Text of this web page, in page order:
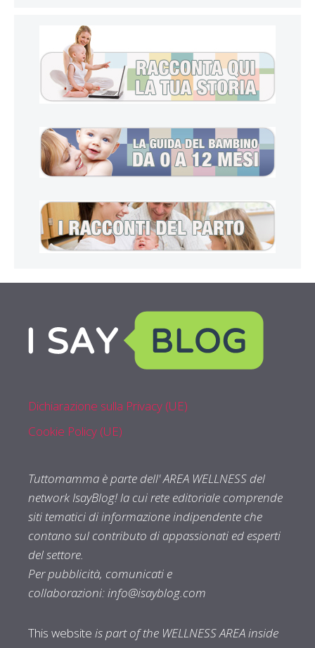
Dichiarazione sulla Privacy (UE)
Cookie Policy (UE)
Tuttomamma è parte dell' AREA WELLNESS del
network IsayBlog! la cui rete editoriale comprende
siti tematici di informazione indipendente che
contano sul contributo di appassionati ed esperti
del settore.
Per pubblicità, comunicati e
collaborazioni:info@isayblog.com
This website is part of the WELLNESS AREA inside